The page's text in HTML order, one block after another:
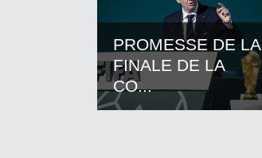
PROMESSE DE LA
FINALE DE LA
CO...